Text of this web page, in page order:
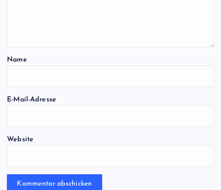
Name
E-Mail-Adresse
Website